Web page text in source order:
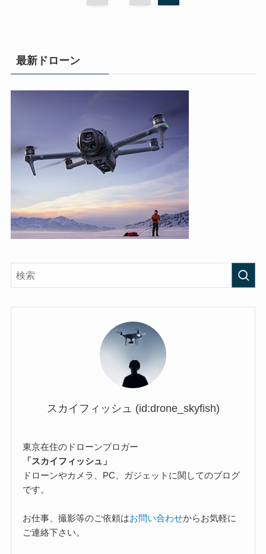
最新ドローン
スカイフィッシュ (id:drone_skyfish)
東京在住のドローンブロガー
「スカイフィッシュ」
ドローンやカメラ、PC、ガジェットに関してのブログ
です。
お仕事、撮影等のご依頼はお問い合わせからお気軽に
ご連絡下さい。